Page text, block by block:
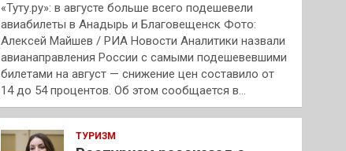
«Туту.ру»: в августе больше всего подешевели
авиабилеты в Анадырь и Благовещенск Фото:
Алексей Майшев / РИА Новости Аналитики назвали
авианаправления России с самыми подешевевшими
билетами на август — снижение цен составило от
14 до 54 процентов. Об этом сообщается в…
ТУРИЗМ